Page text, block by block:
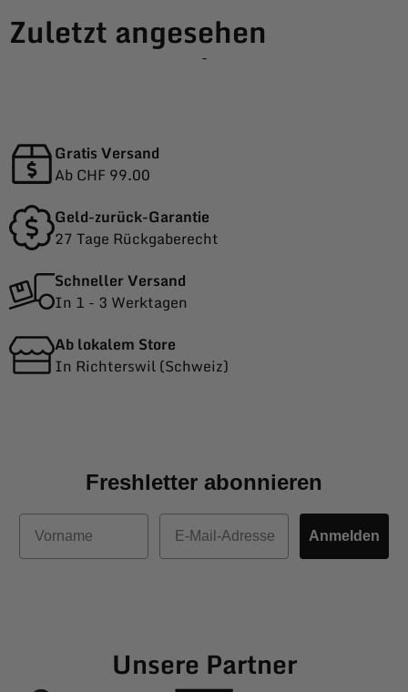
Zuletzt angesehen
-
Gratis Versand
Ab CHF 99.00
Geld-zurück-Garantie
27 Tage Rückgaberecht
Schneller Versand
In 1 - 3 Werktagen
Ab lokalem Store
In Richterswil (Schweiz)
Freshletter abonnieren
Vorname
E-Mail
Anmelden
Unsere Partner